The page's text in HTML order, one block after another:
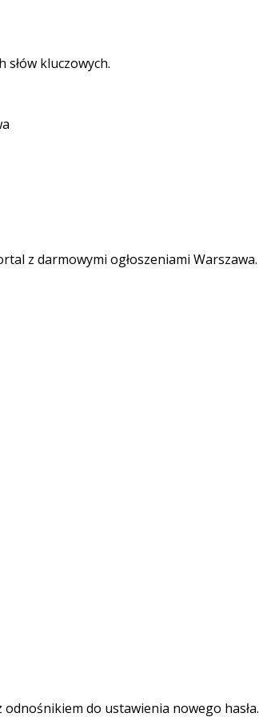
kluczowych.
z darmowymi ogłoszeniami Warszawa.
do ustawienia nowego hasła.